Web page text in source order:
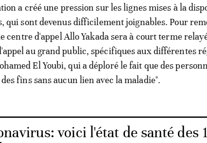
a créé une pression sur les lignes mises à la
qui sont devenus difficilement joignables. Pour
centre d'appel Allo Yakada sera à court terme
au grand public, spécifiques aux différentes
El Youbi, qui a déploré le fait que des
fins sans aucun lien avec la maladie".
voici l'état de santé des